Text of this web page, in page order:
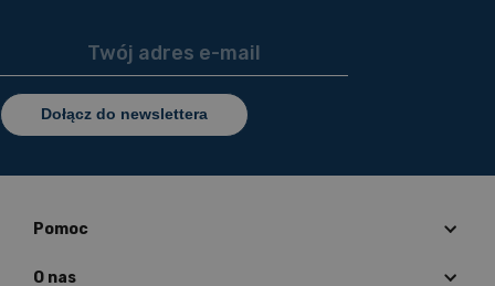
Dołącz do newslettera
Pomoc
O nas